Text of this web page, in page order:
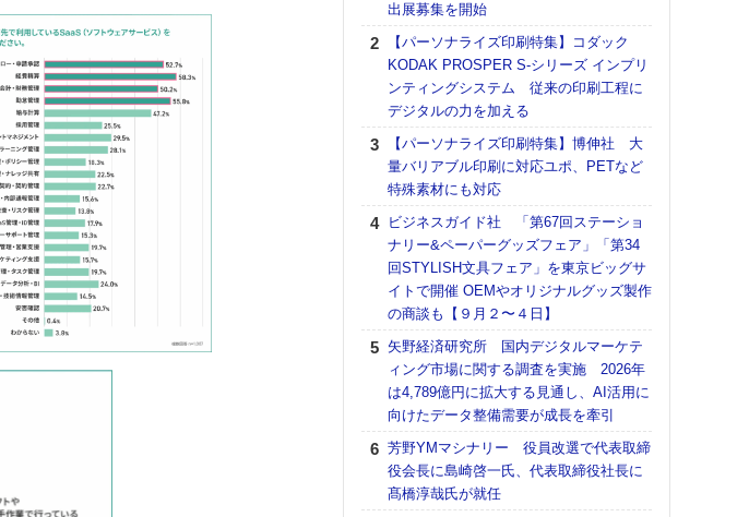
出展募集を開始
【パーソナライズ印刷特集】コダック
KODAK PROSPER S-シリーズ インプリ
ンティングシステム 従来の印刷工程に
デジタルの力を加える
【パーソナライズ印刷特集】博伸社 大
量バリアブル印刷に対応ユポ、PETなど
特殊素材にも対応
ビジネスガイド社 「第67回ステーショ
ナリー&ペーパーグッズフェア」「第34
回STYLISH文具フェア」を東京ビッグサ
イトで開催 OEMやオリジナルグッズ製作
の商談も【９月２〜４日】
矢野経済研究所 国内デジタルマーケテ
ィング市場に関する調査を実施 2026年
は4,789億円に拡大する見通し、AI活用に
向けたデータ整備需要が成長を牽引
芳野YMマシナリー 役員改選で代表取締
役会長に島崎啓一氏、代表取締役社長に
髙橋淳哉氏が就任